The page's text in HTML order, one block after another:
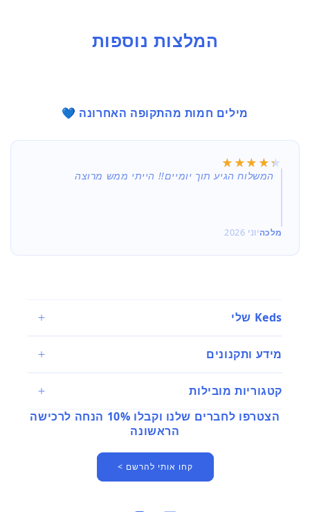
המלצות נוספות
מילים חמות מהתקופה האחרונה 💙
★★★★★
★★★★★
המשלוח הגיע תוך יומיים!! הייתי ממש מרוצה
מלכהיוני 2026
Keds שלי
מידע ותקנונים
קטגוריות מובילות
הצטרפו לחברים שלנו וקבלו 10% הנחה לרכישה
הראשונה
קחו אותי להרשם >